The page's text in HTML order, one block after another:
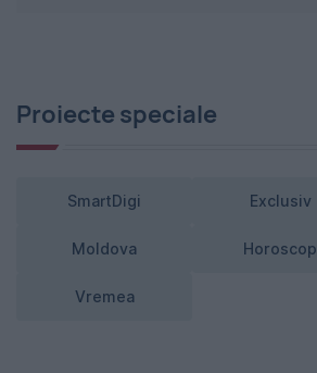
Proiecte speciale
SmartDigi Exclusiv
Moldova Horoscop
Vremea